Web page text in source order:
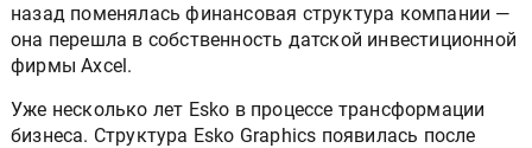
назад поменялась финансовая структура компании —
она перешла в собственность датской инвестиционной
фирмы Axcel.
Уже несколько лет Esko в процессе трансформации
бизнеса. Структура Esko Graphics появилась после